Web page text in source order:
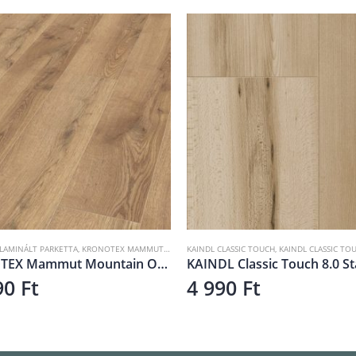
TOUCH,KAINDL CLASSIC TOUCH STANDARD 8MM ,LAMINÁLT PADLÓ
KAINDL Classic Touch 8.0 Standard K4368 Bükk Swaran 8 mm
Ft
KAINDL NATURAL TOUCH,KAINDL NATURAL TOUCH
6 990 Ft